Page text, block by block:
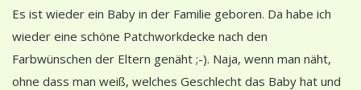
Es ist wieder ein Baby in der Familie geboren. Da habe ich
wieder eine schöne Patchworkdecke nach den
Farbwünschen der Eltern genäht ;-). Naja, wenn man näht,
ohne dass man weiß, welches Geschlecht das Baby hat und